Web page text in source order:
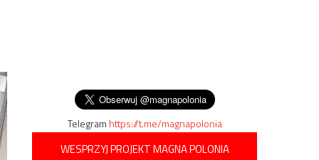
Telegramhttps://t.me/magnapolonia
WESPRZYJ PROJEKT MAGNA POLONIA